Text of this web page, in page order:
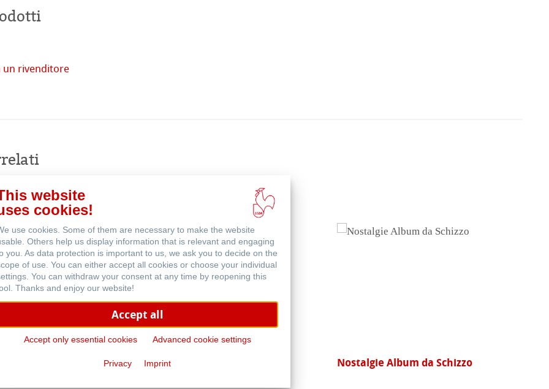
un rivenditore
The Collection - Watercolour Nostalgie Album da Schizzo
website
cookies!
use cookies. Some of them are necessary to make the website
Others help us display information that is relevant and engaging
you. As data protection is important to us, we ask you to decide on the
of use. You can either accept all cookies or choose your individual
You can withdraw your consent at any time by reopening this
Thanks and enjoy our website!
Accept all
Accept only essential cookies Advanced cookie settings
Privacy Imprint